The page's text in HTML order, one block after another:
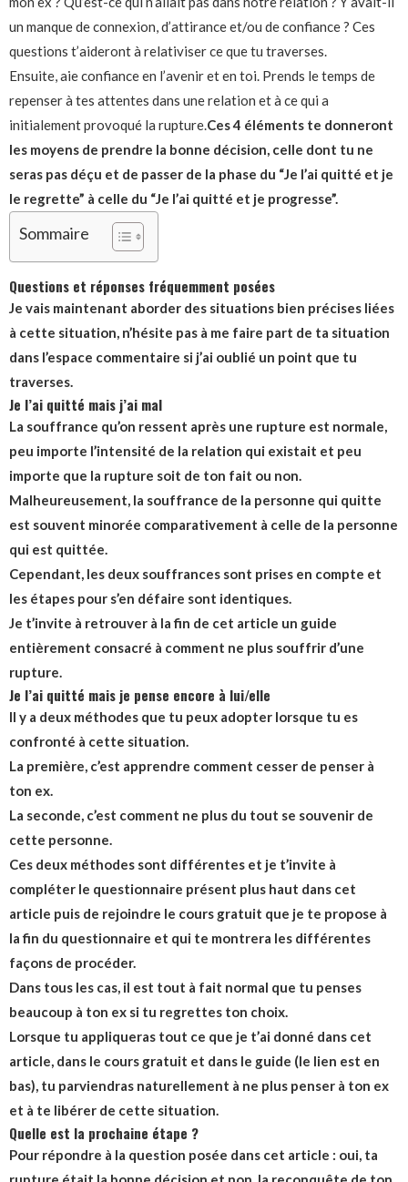
un manque de connexion, d’attirance et/ou de confiance ? Ces
questions t’aideront à relativiser ce que tu traverses.
Ensuite, aie confiance en l’avenir et en toi. Prends le temps de
repenser à tes attentes dans une relation et à ce qui a
initialement provoqué la rupture.Ces 4 éléments te donneront
les moyens de prendre la bonne décision, celle dont tu ne
seras pas déçu et de passer de la phase du “Je l’ai quitté et je
le regrette” à celle du “Je l’ai quitté et je progresse”.
Sommaire
Questions et réponses fréquemment posées
Je vais maintenant aborder des situations bien précises liées
à cette situation, n’hésite pas à me faire part de ta situation
dans l’espace commentaire si j’ai oublié un point que tu
traverses.
Je l’ai quitté mais j’ai mal
La souffrance qu’on ressent après une rupture est normale,
peu importe l’intensité de la relation qui existait et peu
importe que la rupture soit de ton fait ou non.
Malheureusement, la souffrance de la personne qui quitte
est souvent minorée comparativement à celle de la personne
qui est quittée.
Cependant, les deux souffrances sont prises en compte et
les étapes pour s’en défaire sont identiques.
Je t’invite à retrouver à la fin de cet article un guide
entièrement consacré à comment ne plus souffrir d’une
rupture.
Je l’ai quitté mais je pense encore à lui/elle
Il y a deux méthodes que tu peux adopter lorsque tu es
confronté à cette situation.
La première, c’est apprendre comment cesser de penser à
ton ex.
La seconde, c’est comment ne plus du tout se souvenir de
cette personne.
Ces deux méthodes sont différentes et je t’invite à
compléter le questionnaire présent plus haut dans cet
article puis de rejoindre le cours gratuit que je te propose à
la fin du questionnaire et qui te montrera les différentes
façons de procéder.
Dans tous les cas, il est tout à fait normal que tu penses
beaucoup à ton ex si tu regrettes ton choix.
Lorsque tu appliqueras tout ce que je t’ai donné dans cet
article, dans le cours gratuit et dans le guide (le lien est en
bas), tu parviendras naturellement à ne plus penser à ton ex
et à te libérer de cette situation.
Quelle est la prochaine étape ?
Pour répondre à la question posée dans cet article : oui, ta